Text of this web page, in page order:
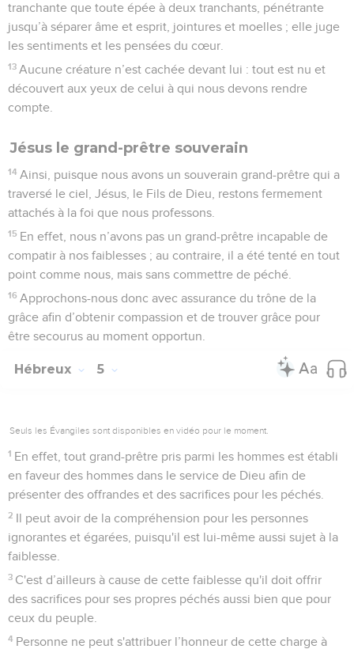
tranchante que toute épée à deux tranchants, pénétrante
jusqu’à séparer âme et esprit, jointures et moelles ; elle juge
les sentiments et les pensées du cœur.
13 Aucune créature n’est cachée devant lui : tout est nu et
découvert aux yeux de celui à qui nous devons rendre
compte.
Jésus le grand-prêtre souverain
14 Ainsi, puisque nous avons un souverain grand-prêtre qui a
traversé le ciel, Jésus, le Fils de Dieu, restons fermement
attachés à la foi que nous professons.
15 En effet, nous n’avons pas un grand-prêtre incapable de
compatir à nos faiblesses ; au contraire, il a été tenté en tout
point comme nous, mais sans commettre de péché.
16 Approchons-nous donc avec assurance du trône de la
grâce afin d’obtenir compassion et de trouver grâce pour
être secourus au moment opportun.
Hébreux 5
Seuls les Évangiles sont disponibles en vidéo pour le moment.
1 En effet, tout grand-prêtre pris parmi les hommes est établi
en faveur des hommes dans le service de Dieu afin de
présenter des offrandes et des sacrifices pour les péchés.
2 Il peut avoir de la compréhension pour les personnes
ignorantes et égarées, puisqu'il est lui-même aussi sujet à la
faiblesse.
3 C'est d’ailleurs à cause de cette faiblesse qu'il doit offrir
des sacrifices pour ses propres péchés aussi bien que pour
ceux du peuple.
4 Personne ne peut s'attribuer l’honneur de cette charge à